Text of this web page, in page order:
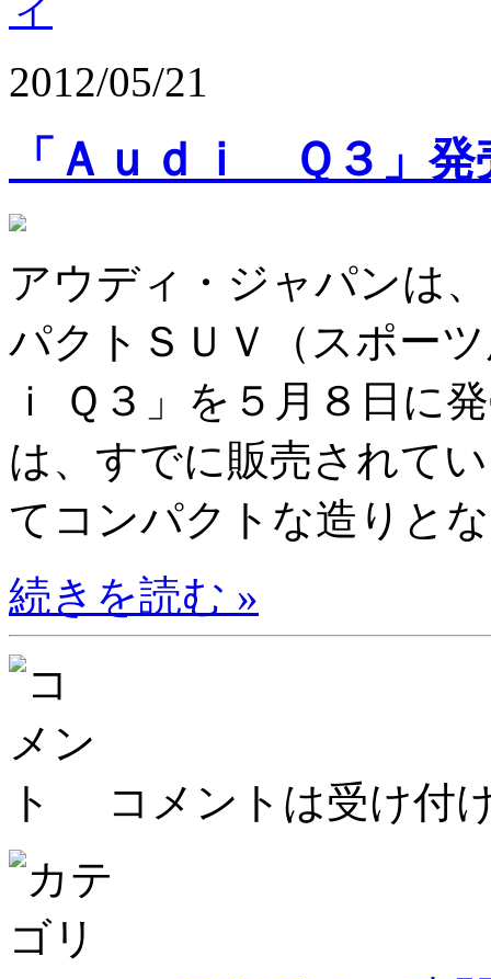
2012/05/21
「Ａｕｄｉ Ｑ３」発
アウディ・ジャパンは
パクトＳＵＶ（スポー
ｉ Ｑ３」を５月８日
は、すでに販売されて
てコンパクトな造りと
続きを読む »
コメントは受け付